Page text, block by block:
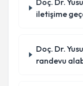
Doç. Dr.
iletişime
Doç. Dr.
randevu